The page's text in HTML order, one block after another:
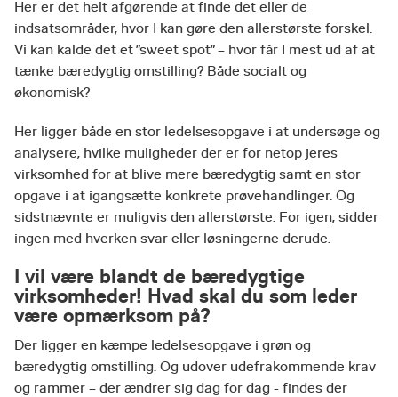
Her er det helt afgørende at finde det eller de
indsatsområder, hvor I kan gøre den allerstørste forskel.
Vi kan kalde det et ”sweet spot” – hvor får I mest ud af at
tænke bæredygtig omstilling? Både socialt og
økonomisk?
Her ligger både en stor ledelsesopgave i at undersøge og
analysere, hvilke muligheder der er for netop jeres
virksomhed for at blive mere bæredygtig samt en stor
opgave i at igangsætte konkrete prøvehandlinger. Og
sidstnævnte er muligvis den allerstørste. For igen, sidder
ingen med hverken svar eller løsningerne derude.
I vil være blandt de bæredygtige
virksomheder! Hvad skal du som leder
være opmærksom på?
Der ligger en kæmpe ledelsesopgave i grøn og
bæredygtig omstilling. Og udover udefrakommende krav
og rammer – der ændrer sig dag for dag - findes der